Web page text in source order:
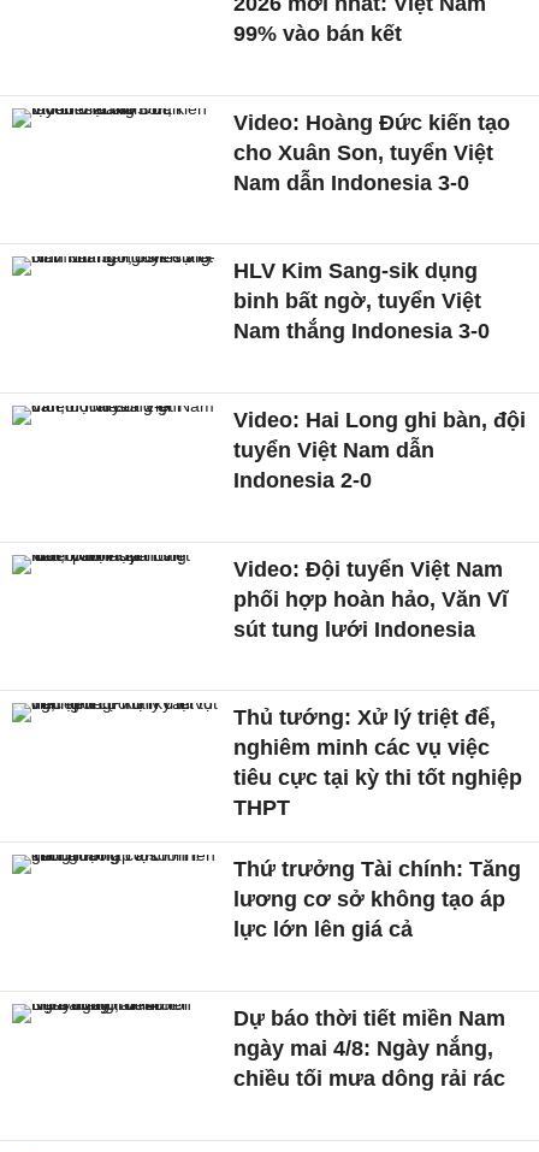
99% vào bán kết
Video: Hoàng Đức kiến tạo
cho Xuân Son, tuyển Việt
Nam dẫn Indonesia 3-0
HLV Kim Sang-sik dụng
binh bất ngờ, tuyển Việt
Nam thắng Indonesia 3-0
Video: Hai Long ghi bàn, đội
tuyển Việt Nam dẫn
Indonesia 2-0
Video: Đội tuyển Việt Nam
phối hợp hoàn hảo, Văn Vĩ
sút tung lưới Indonesia
Thủ tướng: Xử lý triệt để,
nghiêm minh các vụ việc
tiêu cực tại kỳ thi tốt nghiệp
THPT
Thứ trưởng Tài chính: Tăng
lương cơ sở không tạo áp
lực lớn lên giá cả
Dự báo thời tiết miền Nam
ngày mai 4/8: Ngày nắng,
chiều tối mưa dông rải rác